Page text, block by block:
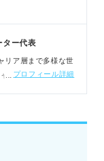
客層を深く理解す
の展望を具体的に
ター代表
リア層まで多様な世
ー、起業・副業な
プロフィール詳細